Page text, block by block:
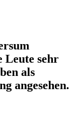
Leute sehr
als
angesehen.